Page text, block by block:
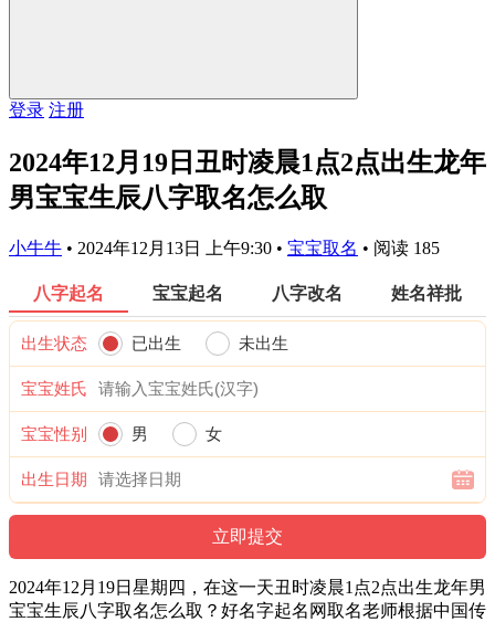
登录 注册
2024年12月19日丑时凌晨1点2点出生龙年
男宝宝生辰八字取名怎么取
小牛牛 • 2024年12月13日 上午9:30 • 宝宝取名 • 阅读 185
八字起名 宝宝起名 八字改名 姓名祥批
出生状态 已出生 未出生
宝宝姓氏
宝宝性别 男 女
出生日期
2024年12月19日星期四，在这一天丑时凌晨1点2点出生龙年男
宝宝生辰八字取名怎么取？好名字起名网取名老师根据中国传